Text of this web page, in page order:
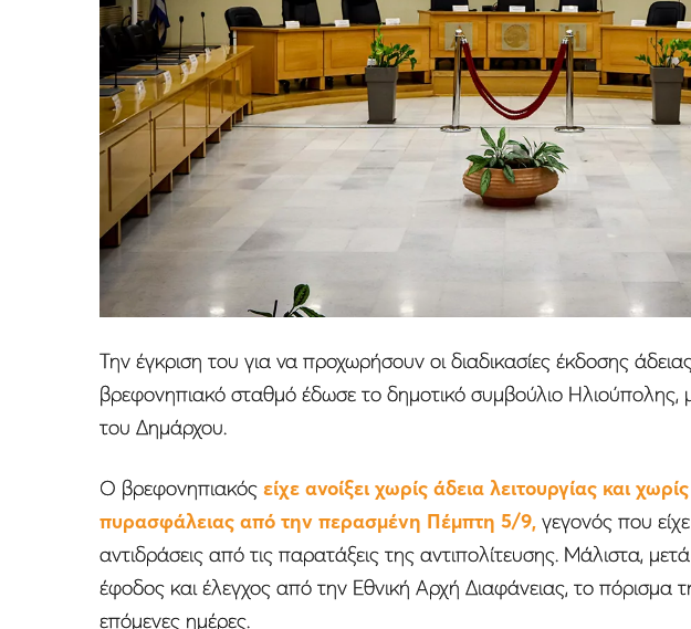
Την έγκριση του για να προχωρήσουν οι διαδικασίες έκδοσης
βρεφονηπιακό σταθμό έδωσε το δημοτικό συμβούλιο
του Δημάρχου.
Ο βρεφονηπιακός είχε ανοίξει χωρίς άδεια λειτουργίας και
πυρασφάλειας από την περασμένη Πέμπτη 5/9, γεγονός που
αντιδράσεις από τις παρατάξεις της αντιπολίτευσης. Μάλιστα,
έφοδος και έλεγχος από την Εθνική Αρχή Διαφάνειας, το πόρισμα
επόμενες ημέρες.